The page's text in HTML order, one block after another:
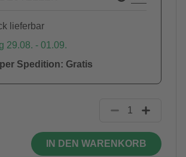
lieferbar
29.08. - 01.09.
Spedition: Gratis
IN DEN WARENKORB